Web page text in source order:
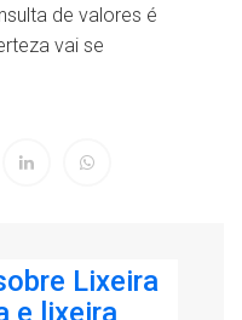
de valores é
vai se
Lixeira
e lixeira